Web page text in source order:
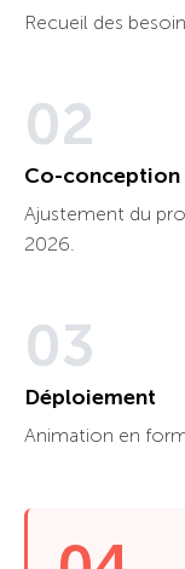
Recueil des
02
Co-conception
Ajustement du
2026.
03
Déploiement
Animation en